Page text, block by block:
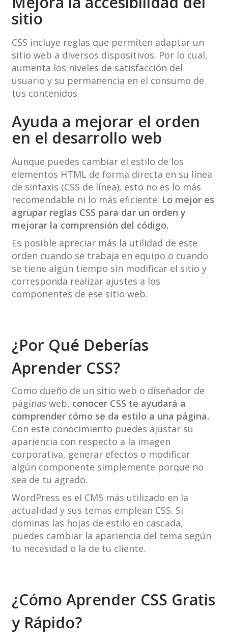
sitio
CSS incluye reglas que permiten adaptar un
sitio web a diversos dispositivos. Por lo cual,
aumenta los niveles de satisfacción del
usuario y su permanencia en el consumo de
tus contenidos.
Ayuda a mejorar el orden
en el desarrollo web
Aunque puedes cambiar el estilo de los
elementos HTML de forma directa en su línea
de sintaxis (CSS de línea), esto no es lo más
recomendable ni lo más eficiente. Lo mejor es
agrupar reglas CSS para dar un orden y
mejorar la comprensión del código.
Es posible apreciar más la utilidad de este
orden cuando se trabaja en equipo o cuando
se tiene algún tiempo sin modificar el sitio y
corresponda realizar ajustes a los
componentes de ese sitio web.
¿Por Qué Deberías
Aprender CSS?
Como dueño de un sitio web o diseñador de
páginas web, conocer CSS te ayudará a
comprender cómo se da estilo a una página.
Con este conocimiento puedes ajustar su
apariencia con respecto a la imagen
corporativa, generar efectos o modificar
algún componente simplemente porque no
sea de tu agrado.
WordPress es el CMS más utilizado en la
actualidad y sus temas emplean CSS. Si
dominas las hojas de estilo en cascada,
puedes cambiar la apariencia del tema según
tu necesidad o la de tu cliente.
¿Cómo Aprender CSS Gratis
y Rápido?